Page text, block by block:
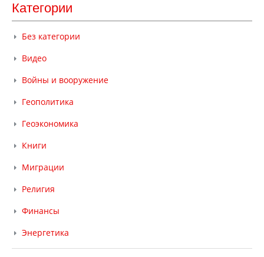
Категории
Без категории
Видео
Войны и вооружение
Геополитика
Геоэкономика
Книги
Миграции
Религия
Финансы
Энергетика